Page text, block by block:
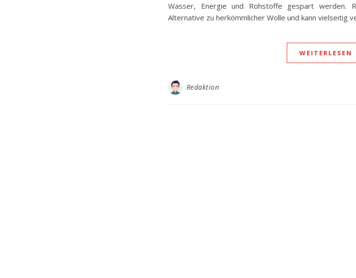
Wasser, Energie und Rohstoffe gespart werden.
Alternative zu herkömmlicher Wolle und kann vielseitig
WEITERLESEN
Redaktion